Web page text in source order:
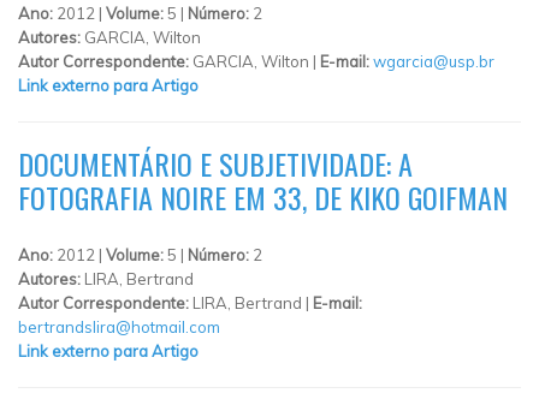
Ano: 2012 | Volume:5 | Número: 2
Autores: GARCIA, Wilton
Autor Correspondente: GARCIA, Wilton | E-mail:wgarcia@usp.br
Link externo para Artigo
DOCUMENTÁRIO E SUBJETIVIDADE: A
FOTOGRAFIA NOIRE EM 33, DE KIKO GOIFMAN
Ano: 2012 | Volume:5 | Número: 2
Autores: LIRA, Bertrand
Autor Correspondente: LIRA, Bertrand | E-mail:
bertrandslira@hotmail.com
Link externo para Artigo